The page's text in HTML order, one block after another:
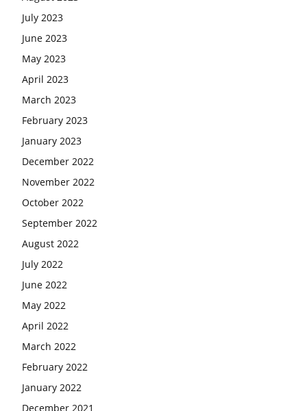
July 2023
June 2023
May 2023
April 2023
March 2023
February 2023
January 2023
December 2022
November 2022
October 2022
September 2022
August 2022
July 2022
June 2022
May 2022
April 2022
March 2022
February 2022
January 2022
December 2021